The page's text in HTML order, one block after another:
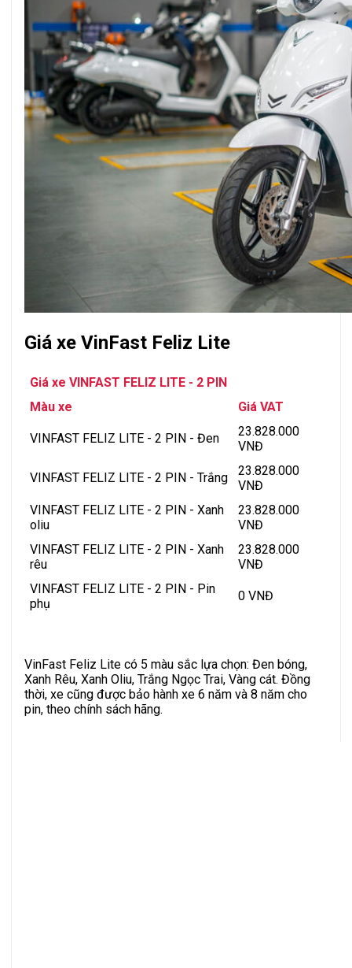
Giá xe VinFast Feliz Lite
Giá xe VINFAST FELIZ LITE - 2 PIN
Màu xe
Giá VAT
VINFAST FELIZ LITE - 2 PIN - Đen
23.828.000
VNĐ
VINFAST FELIZ LITE - 2 PIN - Trắng
23.828.000
VNĐ
VINFAST FELIZ LITE - 2 PIN - Xanh
oliu
23.828.000
VNĐ
VINFAST FELIZ LITE - 2 PIN - Xanh
rêu
23.828.000
VNĐ
VINFAST FELIZ LITE - 2 PIN - Pin
phụ
0 VNĐ
VinFast Feliz Lite có 5 màu sắc lựa chọn: Đen bóng,
Xanh Rêu, Xanh Oliu, Trắng Ngọc Trai, Vàng cát. Đồng
thời, xe cũng được bảo hành xe 6 năm và 8 năm cho
pin, theo chính sách hãng.